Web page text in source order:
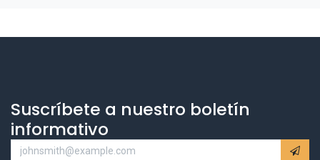
Suscríbete a nuestro boletín
informativo